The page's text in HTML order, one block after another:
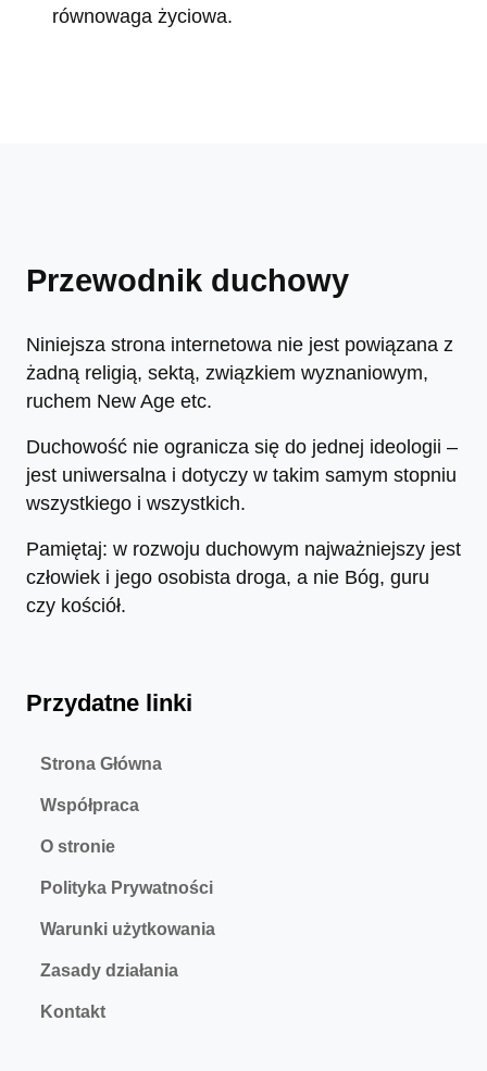
równowaga życiowa.
Przewodnik duchowy
Niniejsza strona internetowa nie jest powiązana z
żadną religią, sektą, związkiem wyznaniowym,
ruchem New Age etc.
Duchowość nie ogranicza się do jednej ideologii –
jest uniwersalna i dotyczy w takim samym stopniu
wszystkiego i wszystkich.
Pamiętaj: w rozwoju duchowym najważniejszy jest
człowiek i jego osobista droga, a nie Bóg, guru
czy kościół.
Przydatne linki
Strona Główna
Współpraca
O stronie
Polityka Prywatności
Warunki użytkowania
Zasady działania
Kontakt